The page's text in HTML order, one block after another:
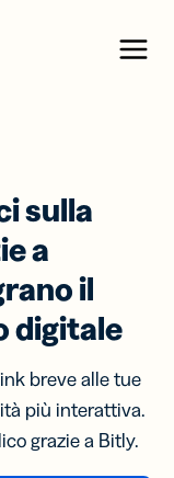
Menu
sulla
a
il
digitale
breve alle tue
più interattiva.
grazie a Bitly.